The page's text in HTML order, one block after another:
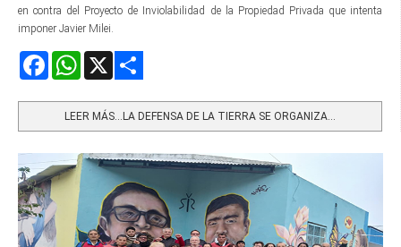
en contra del Proyecto de Inviolabilidad de la Propiedad Privada que intenta
imponer Javier Milei.
FacebookWhatsApp
LEER MÁS…LA DEFENSA DE LA TIERRA SE ORGANIZA...